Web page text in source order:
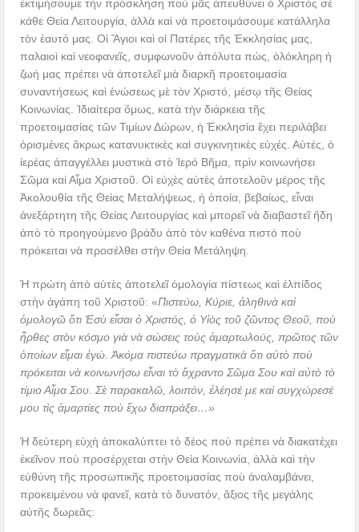
ἐκτιμήσουμε τὴν πρόσκληση ποὺ μᾶς ἀπευθύνει ὁ Χριστὸς σὲ
κάθε Θεία Λειτουργία, ἀλλὰ καὶ νὰ προετοιμάσουμε κατάλληλα
τὸν ἑαυτό μας. Οἱ Ἅγιοι καὶ οἱ Πατέρες τῆς Ἐκκλησίας μας,
παλαιοὶ καὶ νεοφανεῖς, συμφωνοῦν ἀπόλυτα πώς, ὁλόκληρη ἡ
ζωή μας πρέπει νὰ ἀποτελεῖ μιὰ διαρκῆ προετοιμασία
συναντήσεως καὶ ἑνώσεως μὲ τὸν Χριστό, μέσῳ τῆς Θείας
Κοινωνίας. Ἰδιαίτερα ὅμως, κατὰ τὴν διάρκεια τῆς
προετοιμασίας τῶν Τιμίων Δώρων, ἡ Ἐκκλησία ἔχει περιλάβει
ὁρισμένες ἄκρως κατανυκτικὲς καὶ συγκινητικὲς εὐχές. Αὐτές, ὁ
ἱερέας ἀπαγγέλλει μυστικὰ στὸ Ἱερό Βῆμα, πρὶν κοινωνήσει
Σῶμα καί Αἶμα Χριστοῦ. Οἱ εὐχὲς αὐτὲς ἀποτελοῦν μέρος τῆς
Ἀκολουθία τῆς Θείας Μεταλήψεως, ἡ ὁποία, βεβαίως, εἶναι
ἀνεξάρτητη τῆς Θείας Λειτουργίας καὶ μπορεῖ νὰ διαβαστεῖ ἤδη
ἀπὸ τὸ προηγούμενο βράδυ ἀπὸ τὸν καθένα πιστό ποὺ
πρόκειται νὰ προσέλθει στὴν Θεία Μετάληψη.
Ἡ πρώτη ἀπὸ αὐτὲς ἀποτελεῖ ὁμολογία πίστεως καὶ ἐλπίδος
στὴν ἀγάπη τοῦ Χριστοῦ: «Πιστεύω, Κύριε, ἀληθινὰ καὶ
ὁμολογῶ ὅτι Ἐσὺ εἶσαι ὁ Χριστός, ὁ Υἱὸς τοῦ ζῶντος Θεοῦ, ποὺ
ἦρθες στὸν κόσμο γιὰ νὰ σώσεις τοὺς ἁμαρτωλούς, πρῶτος τῶν
ὁποίων εἶμαι ἐγώ. Ἀκόμα πιστεύω πραγματικὰ ὅτι αὐτὸ ποὺ
πρόκειται νὰ κοινωνήσω εἶναι τὸ ἄχραντο Σῶμα Σου καὶ αὐτὸ τὸ
τίμιο Αἷμα Σου. Σὲ παρακαλῶ, λοιπόν, ἐλέησέ με καὶ συγχώρεσέ
μου τὶς ἁμαρτίες ποὺ ἔχω διαπράξει…»
Ἡ δεύτερη εὐχὴ ἀποκαλύπτει τὸ δέος ποὺ πρέπει νὰ διακατέχει
ἐκεῖνον ποὺ προσέρχεται στὴν Θεία Κοινωνία, ἀλλὰ καὶ τὴν
εὐθύνη τῆς προσωπικῆς προετοιμασίας ποὺ ἀναλαμβάνει,
προκειμένου νὰ φανεῖ, κατὰ τὸ δυνατόν, ἄξιος τῆς μεγάλης
αὐτῆς δωρεᾶς: